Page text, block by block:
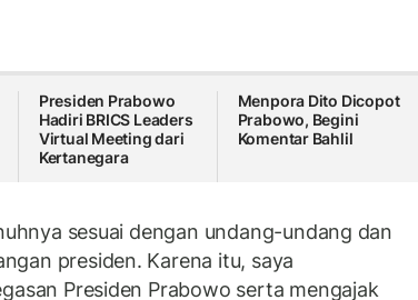
Presiden Prabowo
Hadiri BRICS Leaders
Virtual Meeting dari
Kertanegara
Menpora Dito Dicopot
Prabowo, Begini
Komentar Bahlil
sesuai dengan undang-undang dan
presiden. Karena itu, saya
Presiden Prabowo serta mengajak